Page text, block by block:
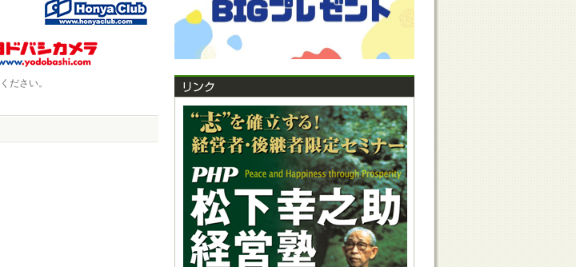
ださい。